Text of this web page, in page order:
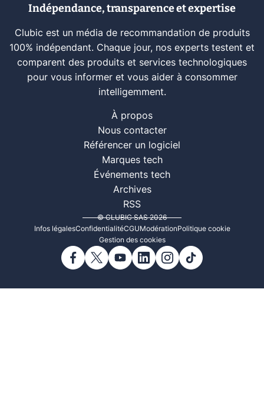
Indépendance, transparence et expertise
Clubic est un média de recommandation de produits
100% indépendant. Chaque jour, nos experts testent et
comparent des produits et services technologiques
pour vous informer et vous aider à consommer
intelligemment.
À propos
Nous contacter
Référencer un logiciel
Marques tech
Événements tech
Archives
RSS
© CLUBIC SAS 2026
Infos légalesConfidentialitéCGUModérationPolitique cookie
Gestion des cookies